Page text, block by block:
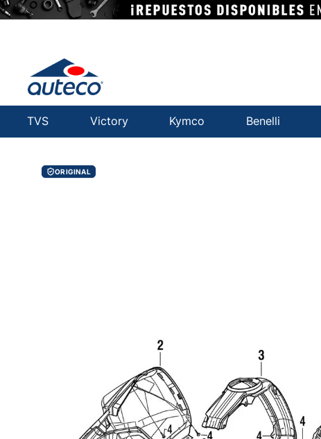
TVS Victory Kymco Benelli
ORIGINAL